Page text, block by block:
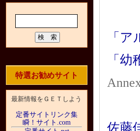
「
「
佐藤
特選お勧めサイト
最新情報をＧＥＴしよう
定番サイトリンク集
瞬！サイト.com